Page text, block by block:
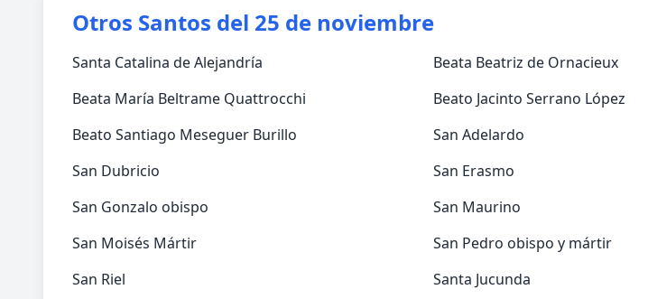
Otros Santos del 25 de noviembre
Santa Catalina de Alejandría Beata Beatriz de Ornacieux
Beata María Beltrame Quattrocchi
Beato Jacinto Serrano López
Beato Santiago Meseguer Burillo
San Adelardo
San Dubricio
San Erasmo
San Gonzalo obispo
San Maurino
San Moisés Mártir
San Pedro obispo y mártir
San Riel
Santa Jucunda